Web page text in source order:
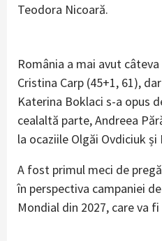
Teodora Nicoară.
România a mai avut
Cristina Carp (45+1, 61),
Katerina Boklaci s-a opus
cealaltă parte, Andreea
la ocaziile Olgăi Ovdiciuk
A fost primul meci de
în perspectiva campaniei
Mondial din 2027, care va